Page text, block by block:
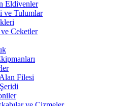
Eldivenler
ve Tulumlar
Ceketler
Filesi